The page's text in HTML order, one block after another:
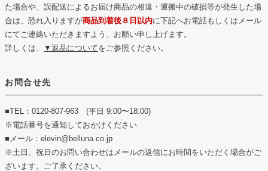
た場合や、誤配送によるお届け商品の相違・運搬中の破損等が発生した場
合は、恐れ入りますが商品到着後８日以内に下記へお電話もしくはメール
にてご連絡いただきますよう、お願い申し上げます。
詳しくは、
▼返品についてをご参照ください。
お問合せ先
■TEL：0120-807-963 (平日 9:00〜18:00)
※電話番号を通知しておかけください
■メール：elevin@belluna.co.jp
※土日、祝日のお問い合わせはメールの返信にお時間をいただく場合がご
ざいます。ご了承ください。